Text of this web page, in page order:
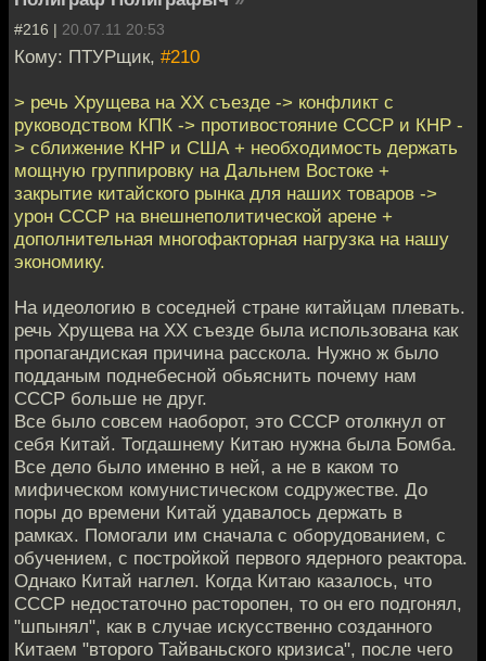
#216 | 20.07.11 20:53
Кому: ПТУРщик, #210
> речь Хрущева на ХХ съезде -> конфликт с
руководством КПК -> противостояние СССР и КНР -
> сближение КНР и США + необходимость держать
мощную группировку на Дальнем Востоке +
закрытие китайского рынка для наших товаров ->
урон СССР на внешнеполитической арене +
дополнительная многофакторная нагрузка на нашу
экономику.
На идеологию в соседней стране китайцам плевать.
речь Хрущева на ХХ съезде была использована как
пропагандиская причина расскола. Нужно ж было
подданым поднебесной обьяснить почему нам
СССР больше не друг.
Все было совсем наоборот, это СССР отолкнул от
себя Китай. Тогдашнему Китаю нужна была Бомба.
Все дело было именно в ней, а не в каком то
мифическом комунистическом содружестве. До
поры до времени Китай удавалось держать в
рамках. Помогали им сначала с оборудованием, с
обучением, с постройкой первого ядерного реактора.
Однако Китай наглел. Когда Китаю казалось, что
СССР недостаточно расторопен, то он его подгонял,
"шпынял", как в случае искусственно созданного
Китаем "второго Тайваньского кризиса", после чего